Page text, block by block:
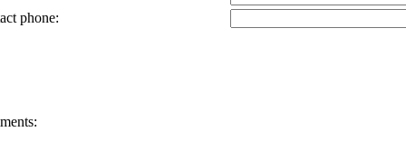
phone: